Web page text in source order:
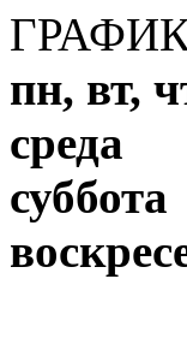
пн, вт,
среда
суббота